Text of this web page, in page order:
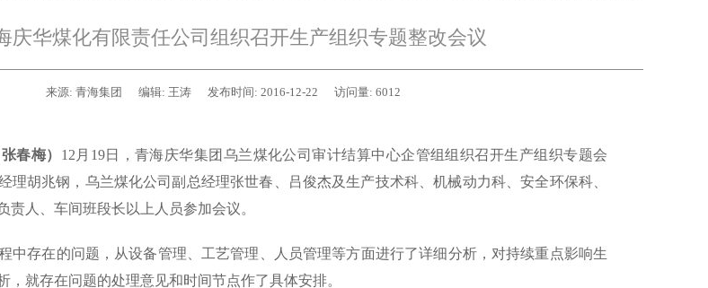
庆华煤化有限责任公司组织召开生产组织专题整改会议
来源: 青海集团 编辑: 王涛 发布时间: 2016-12-22 访问量: 6012
春梅） 12月19日，青海庆华集团乌兰煤化公司审计结算中心企管组组织召开生产组织专题会
理胡兆钢，乌兰煤化公司副总经理张世春、吕俊杰及生产技术科、机械动力科、安全环保科、
责人、车间班段长以上人员参加会议。
中存在的问题，从设备管理、工艺管理、人员管理等方面进行了详细分析，对持续重点影响生
，就存在问题的处理意见和时间节点作了具体安排。